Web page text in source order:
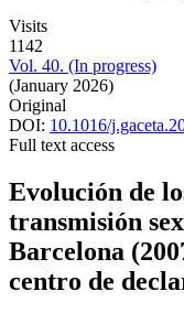
Visits
1142
Vol. 40. (In progress)
(January 2026)
Original
DOI: 10.1016/
Full text access
Evolución de
transmisión
Barcelona
centro de